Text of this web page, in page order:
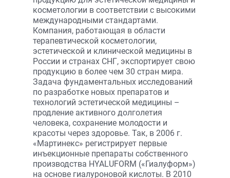
косметологии в соответствии с высокими
международными стандартами.
Компания, работающая в области
терапевтической косметологии,
эстетической и клинической медицины в
России и странах СНГ, экспортирует свою
продукцию в более чем 30 стран мира.
Задача фундаментальных исследований
по разработке новых препаратов и
технологий эстетической медицины –
продление активного долголетия
человека, сохранение молодости и
красоты через здоровье. Так, в 2006 г.
«Мартинекс» регистрирует первые
инъекционные препараты собственного
производства HYALUFORM («Гиалуформ»)
на основе гиалуроновой кислоты. В 2010